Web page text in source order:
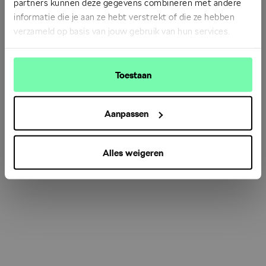
partners kunnen deze gegevens combineren met andere
informatie die je aan ze hebt verstrekt of die ze hebben
verzameld op basis van jouw gebruik van hun services.
Toestaan
Aanpassen
Alles weigeren